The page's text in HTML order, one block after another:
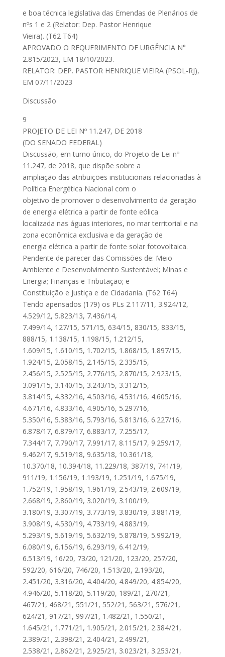
e boa técnica legislativa das Emendas de Plenários de
nºs 1 e 2 (Relator: Dep. Pastor Henrique
Vieira). (T62 T64)
APROVADO O REQUERIMENTO DE URGÊNCIA N°
2.815/2023, EM 18/10/2023.
RELATOR: DEP. PASTOR HENRIQUE VIEIRA (PSOL-RJ),
EM 07/11/2023
Discussão
9
PROJETO DE LEI Nº 11.247, DE 2018
(DO SENADO FEDERAL)
Discussão, em turno único, do Projeto de Lei nº
11.247, de 2018, que dispõe sobre a
ampliação das atribuições institucionais relacionadas à
Política Energética Nacional com o
objetivo de promover o desenvolvimento da geração
de energia elétrica a partir de fonte eólica
localizada nas águas interiores, no mar territorial e na
zona econômica exclusiva e da geração de
energia elétrica a partir de fonte solar fotovoltaica.
Pendente de parecer das Comissões de: Meio
Ambiente e Desenvolvimento Sustentável; Minas e
Energia; Finanças e Tributação; e
Constituição e Justiça e de Cidadania. (T62 T64)
Tendo apensados (179) os PLs 2.117/11, 3.924/12,
4.529/12, 5.823/13, 7.436/14,
7.499/14, 127/15, 571/15, 634/15, 830/15, 833/15,
888/15, 1.138/15, 1.198/15, 1.212/15,
1.609/15, 1.610/15, 1.702/15, 1.868/15, 1.897/15,
1.924/15, 2.058/15, 2.145/15, 2.335/15,
2.456/15, 2.525/15, 2.776/15, 2.870/15, 2.923/15,
3.091/15, 3.140/15, 3.243/15, 3.312/15,
3.814/15, 4.332/16, 4.503/16, 4.531/16, 4.605/16,
4.671/16, 4.833/16, 4.905/16, 5.297/16,
5.350/16, 5.383/16, 5.793/16, 5.813/16, 6.227/16,
6.878/17, 6.879/17, 6.883/17, 7.255/17,
7.344/17, 7.790/17, 7.991/17, 8.115/17, 9.259/17,
9.462/17, 9.519/18, 9.635/18, 10.361/18,
10.370/18, 10.394/18, 11.229/18, 387/19, 741/19,
911/19, 1.156/19, 1.193/19, 1.251/19, 1.675/19,
1.752/19, 1.958/19, 1.961/19, 2.543/19, 2.609/19,
2.668/19, 2.860/19, 3.020/19, 3.100/19,
3.180/19, 3.307/19, 3.773/19, 3.830/19, 3.881/19,
3.908/19, 4.530/19, 4.733/19, 4.883/19,
5.293/19, 5.619/19, 5.632/19, 5.878/19, 5.992/19,
6.080/19, 6.156/19, 6.293/19, 6.412/19,
6.513/19, 16/20, 73/20, 121/20, 123/20, 257/20,
592/20, 616/20, 746/20, 1.513/20, 2.193/20,
2.451/20, 3.316/20, 4.404/20, 4.849/20, 4.854/20,
4.946/20, 5.118/20, 5.119/20, 189/21, 270/21,
467/21, 468/21, 551/21, 552/21, 563/21, 576/21,
624/21, 917/21, 997/21, 1.482/21, 1.550/21,
1.645/21, 1.771/21, 1.905/21, 2.015/21, 2.384/21,
2.389/21, 2.398/21, 2.404/21, 2.499/21,
2.538/21, 2.862/21, 2.925/21, 3.023/21, 3.253/21,